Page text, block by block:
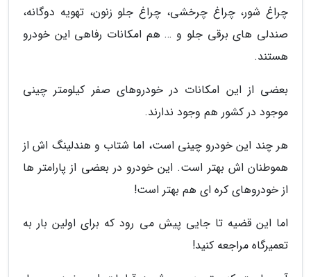
چراغ شور، چراغ چرخشی، چراغ جلو زنون، تهویه دوگانه،
صندلی های برقی جلو و … هم امکانات رفاهی این خودرو
هستند.
بعضی از این امکانات در خودروهای صفر کیلومتر چینی
موجود در کشور هم وجود ندارند.
هر چند این خودرو چینی است، اما شتاب و هندلینگ اش از
هموطنان اش بهتر است. این خودرو در بعضی از پارامتر ها
از خودروهای کره ای هم بهتر است!
اما این قضیه تا جایی پیش می رود که برای اولین بار به
تعمیرگاه مراجعه کنید!